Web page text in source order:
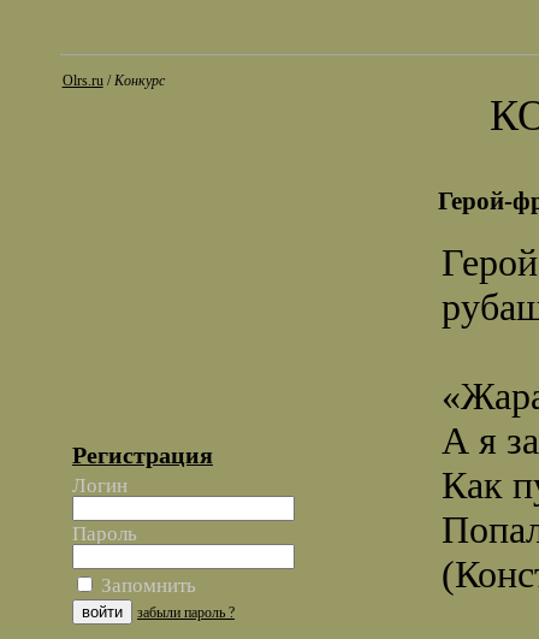
Olrs.ru/Конкурс
Регистрация
Логин
Пароль
Запомнить
забыли пароль ?
Герой-
А я
Как